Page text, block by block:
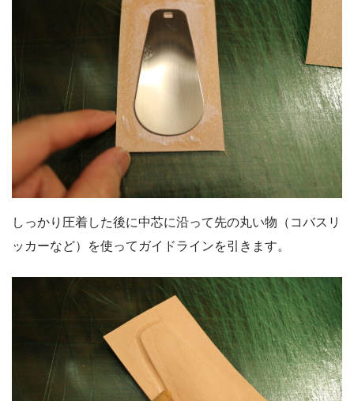
しっかり圧着した後に中芯に沿って先の丸い物（コバスリ
ッカーなど）を使ってガイドラインを引きます。